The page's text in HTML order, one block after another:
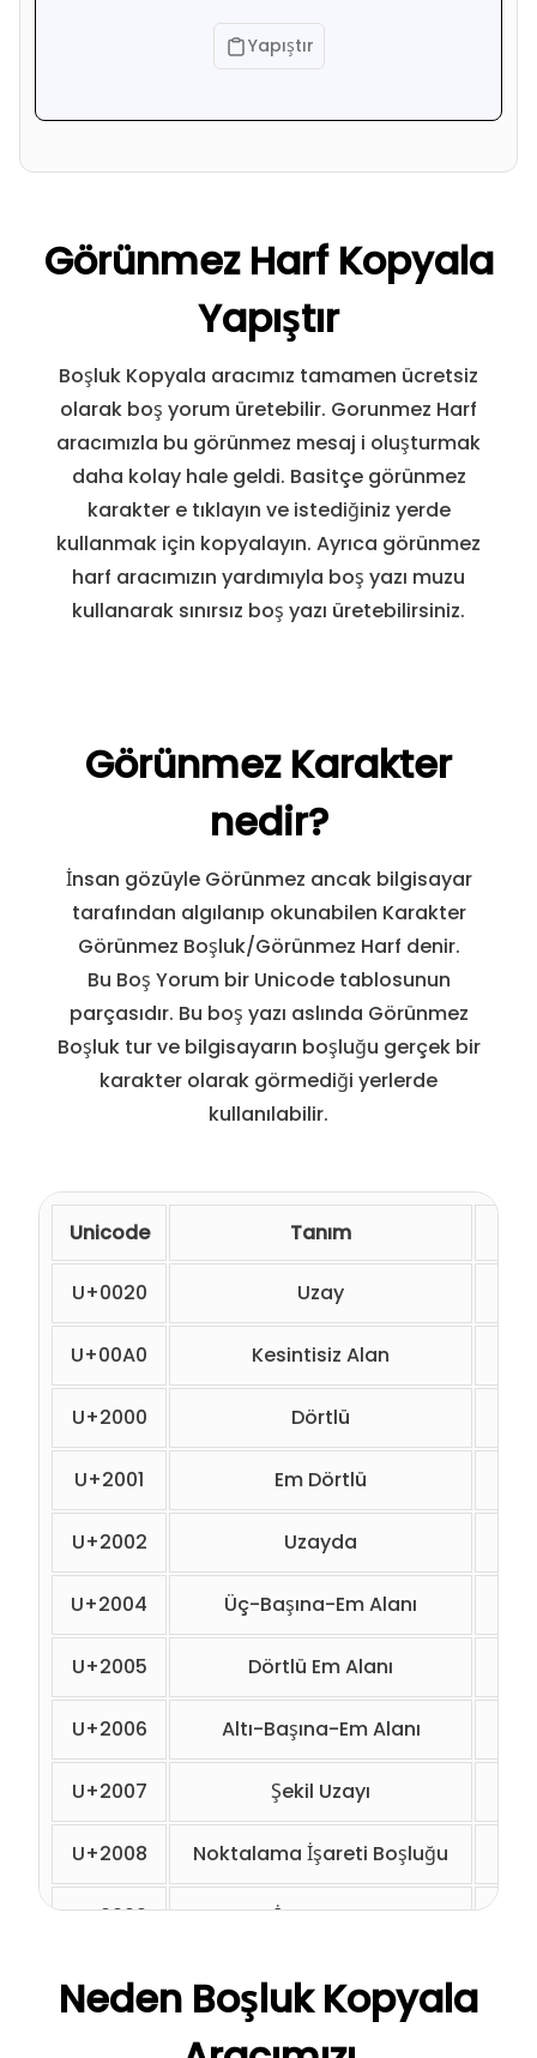
Yapıştır
Görünmez Harf Kopyala
Yapıştır
Boşluk Kopyala aracımız tamamen ücretsiz
olarak boş yorum üretebilir. Gorunmez Harf
aracımızla bu görünmez mesaj i oluşturmak
daha kolay hale geldi. Basitçe görünmez
karakter e tıklayın ve istediğiniz yerde
kullanmak için kopyalayın. Ayrıca görünmez
harf aracımızın yardımıyla boş yazı muzu
kullanarak sınırsız boş yazı üretebilirsiniz.
Görünmez Karakter
nedir?
İnsan gözüyle Görünmez ancak bilgisayar
tarafından algılanıp okunabilen Karakter
Görünmez Boşluk/Görünmez Harf denir.
Bu Boş Yorum bir Unicode tablosunun
parçasıdır. Bu boş yazı aslında Görünmez
Boşluk tur ve bilgisayarın boşluğu gerçek bir
karakter olarak görmediği yerlerde
kullanılabilir.
Unicode Tanım
U+0020 Uzay
U+00A0 Kesintisiz Alan
U+2000 Dörtlü
U+2001 Em Dörtlü
U+2002 Uzayda
U+2004 Üç-Başına-Em Alanı
U+2005 Dörtlü Em Alanı
U+2006 Altı-Başına-Em Alanı
U+2007 Şekil Uzayı
U+2008 Noktalama İşareti Boşluğu
U+2009 İnce Uzay
U+200A Saç Alanı
Satır Ayırıcı
Neden Boşluk Kopyala